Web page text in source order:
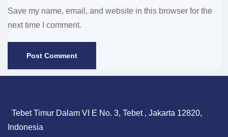
Save my name, email, and website in this browser for the
next time I comment.
Tebet Timur Dalam VI E No. 3, Tebet , Jakarta 12820,
Indonesia